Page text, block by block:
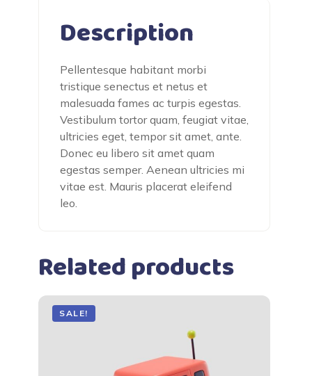
Description
Pellentesque habitant morbi
tristique senectus et netus et
malesuada fames ac turpis egestas.
Vestibulum tortor quam, feugiat vitae,
ultricies eget, tempor sit amet, ante.
Donec eu libero sit amet quam
egestas semper. Aenean ultricies mi
vitae est. Mauris placerat eleifend
leo.
Related products
SALE!